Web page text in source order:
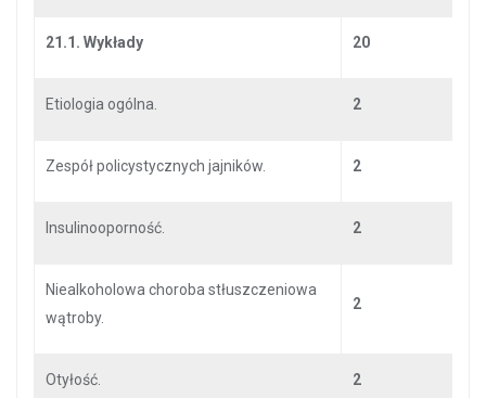
21.1. Wykłady 20
Etiologia ogólna. 2
Zespół policystycznych jajników. 2
Insulinooporność. 2
Niealkoholowa choroba stłuszczeniowa
wątroby.
2
Otyłość. 2